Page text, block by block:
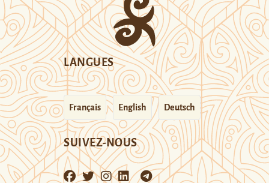
LANGUES
Français English Deutsch
SUIVEZ-NOUS